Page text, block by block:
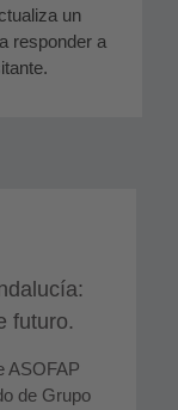
un
responder a
futuro.
ASOFAP
de Grupo